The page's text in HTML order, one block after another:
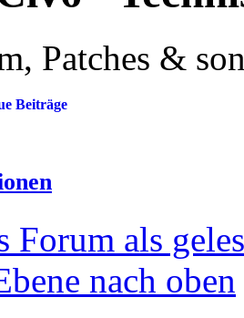
Patches &
Beiträge
Forum als
nach oben